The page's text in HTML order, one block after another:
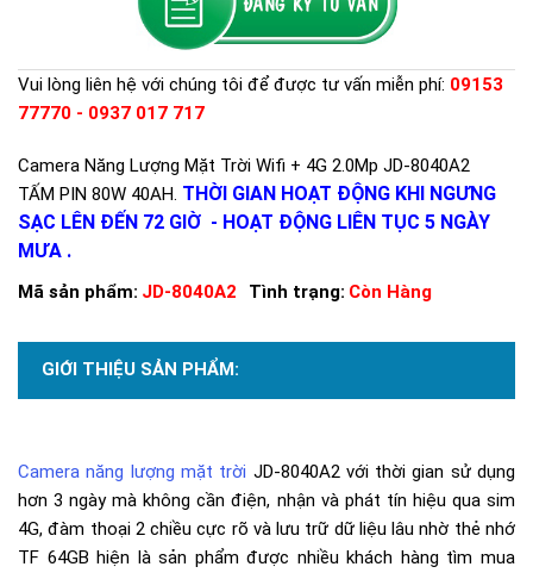
Vui lòng liên hệ với chúng tôi để được tư vấn miễn phí: 09153
77770 - 0937 017 717
Camera Năng Lượng Mặt Trời Wifi + 4G 2.0Mp JD-8040A2
TẤM PIN 80W 40AH. THỜI GIAN HOẠT ĐỘNG KHI NGƯNG
SẠC LÊN ĐẾN 72 GIỜ - HOẠT ĐỘNG LIÊN TỤC 5 NGÀY
MƯA .
Mã sản phẩm: JD-8040A2 Tình trạng: Còn Hàng
GIỚI THIỆU SẢN PHẨM:
Camera năng lượng mặt trời JD-8040A2 với thời gian sử dụng
hơn 3 ngày mà không cần điện, nhận và phát tín hiệu qua sim
4G, đàm thoại 2 chiều cực rõ và lưu trữ dữ liệu lâu nhờ thẻ nhớ
TF 64GB hiện là sản phẩm được nhiều khách hàng tìm mua